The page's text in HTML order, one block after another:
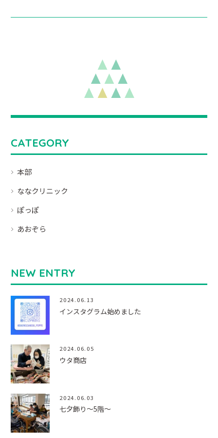
CATEGORY
本部
ななクリニック
ぽっぽ
あおぞら
NEW ENTRY
2024.06.13
インスタグラム始めました
2024.06.05
ウタ商店
2024.06.03
七夕飾り～5階～